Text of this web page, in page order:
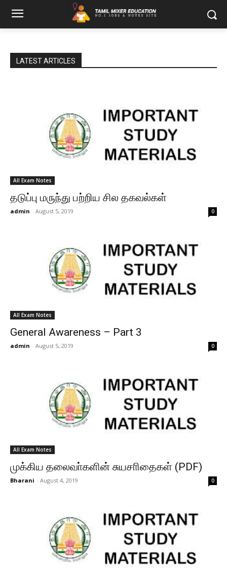
LATEST ARTICLES
All Exam Notes
தடுப்பு மருந்து பற்றிய சில தகவல்கள்
admin - August 5, 2019 0
All Exam Notes
General Awareness – Part 3
admin - August 5, 2019 0
All Exam Notes
முக்கிய தலைவா்களின் சுயசாிதைகள் (PDF)
Bharani - August 4, 2019 0